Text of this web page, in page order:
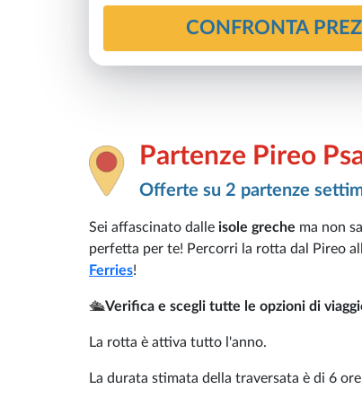
CONFRONTA
Partenze Pireo
Offerte su 2 partenze
Sei affascinato dalle isole greche ma non
perfetta per te! Percorri la rotta dal Pireo
Ferries!
🛳️Verifica e scegli tutte le opzioni di
La rotta è attiva tutto l'anno.
La durata stimata della traversata è di 6